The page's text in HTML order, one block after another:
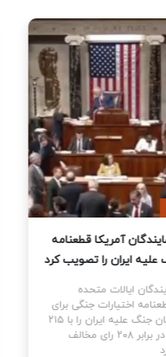
آمریکا قطعنامه
جنگ علیه ایران را تصویب کرد
ایالات متحده
قطعنامه اختیارات جنگی برای
رای موافق در برابر ۲۰۸ رای مخالف